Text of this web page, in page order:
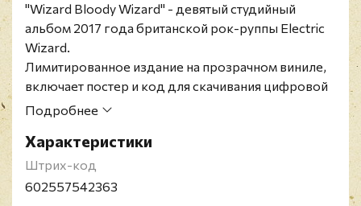
"Wizard Bloody Wizard" - девятый студийный
альбом 2017 года британской рок-руппы Electric
Wizard.
Лимитированное издание на прозрачном виниле,
включает постер и код для скачивания цифровой
версии альбома.
образованная в 1993 году в Дорсете, Англия,
вокалистом и автором песен Джастином
Оборном, и исполняющая дум-метал с
Подробнее
Характеристики
Штрих-код
602557542363